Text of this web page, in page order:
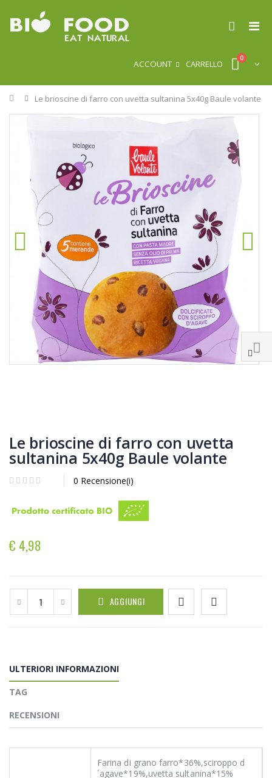
ACCOUNT CARRELLO
0
Home
Le brioscine di farro con uvetta sultanina 5x40g Baule volante
Le brioscine di farro con uvetta
sultanina 5x40g Baule volante
0 Recensione(i)
€ 4,98
AGGIUNGI
ULTERIORI INFORMAZIONI
TAG
RECENSIONI
Farina di grano farro*36%,sciroppo d
´agave*19%,uvetta sultanina*15%